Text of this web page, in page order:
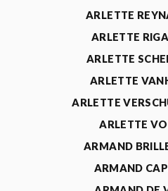
ARLETTE
ARLETTE
ARLETTE
ARLETTE
ARLETTE
ARLETTE
ARMAND
ARMAND